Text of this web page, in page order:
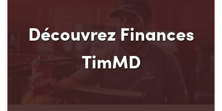
Découvrez Finances
TimMD